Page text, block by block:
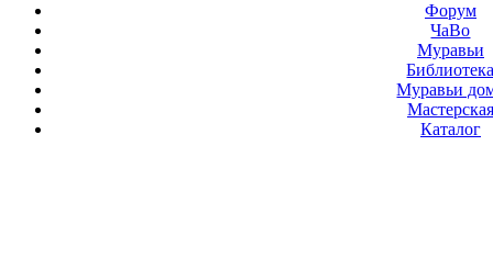
Форум
ЧаВо
Муравьи
Муравьи
Мастерская
Каталог